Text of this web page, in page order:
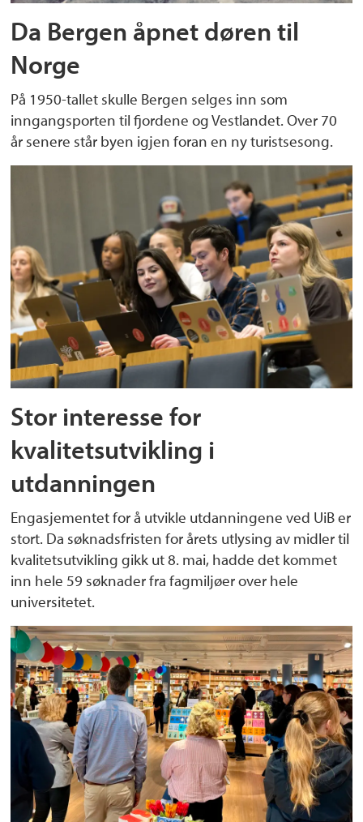
Da Bergen åpnet døren til
Norge
På 1950-tallet skulle Bergen selges inn som
inngangsporten til fjordene og Vestlandet. Over 70
år senere står byen igjen foran en ny turistsesong.
Stor interesse for
kvalitetsutvikling i
utdanningen
Engasjementet for å utvikle utdanningene ved UiB er
stort. Da søknadsfristen for årets utlysing av midler til
kvalitetsutvikling gikk ut 8. mai, hadde det kommet
inn hele 59 søknader fra fagmiljøer over hele
universitetet.